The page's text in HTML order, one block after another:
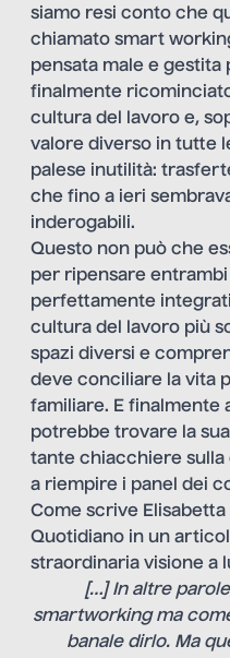
siamo resi conto che
chiamato smart
pensata male e gestita
finalmente
cultura del lavoro e,
valore diverso in tutte
palese inutilità:
che fino a ieri
inderogabili.
Questo non può che
per ripensare
perfettamente
cultura del lavoro più
spazi diversi e
deve conciliare la vita
familiare. E finalmente
potrebbe trovare la
tante chiacchiere
a riempire i panel dei
Come scrive
Quotidiano in un
straordinaria visione a
[…] In altre
smartworking ma
banale dirlo. Ma